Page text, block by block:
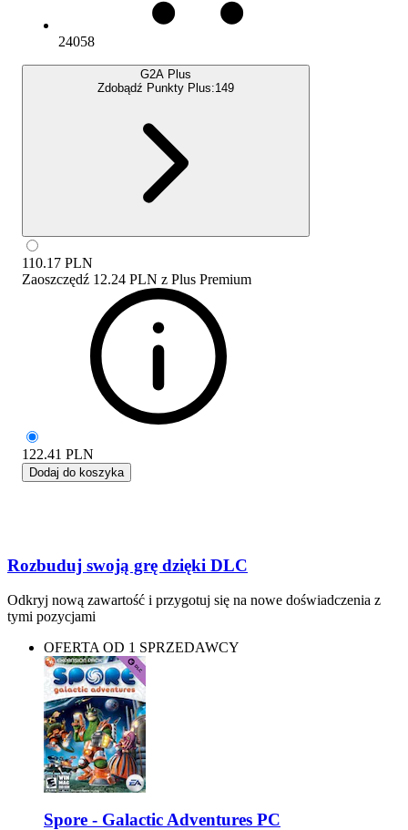
24058
G2A Plus
Zdobądź Punkty Plus:149
110.17 PLN
Zaoszczędź 12.24 PLN z Plus Premium
122.41 PLN
Dodaj do koszyka
Rozbuduj swoją grę dzięki DLC
Odkryj nową zawartość i przygotuj się na nowe doświadczenia z
tymi pozycjami
OFERTA OD 1 SPRZEDAWCY
Spore - Galactic Adventures PC